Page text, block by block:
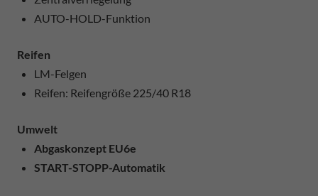
AUTO-HOLD-Funktion
Reifen
LM-Felgen
Reifen: Reifengröße 225/40 R18
Umwelt
Abgaskonzept EU6e
START-STOPP-Automatik